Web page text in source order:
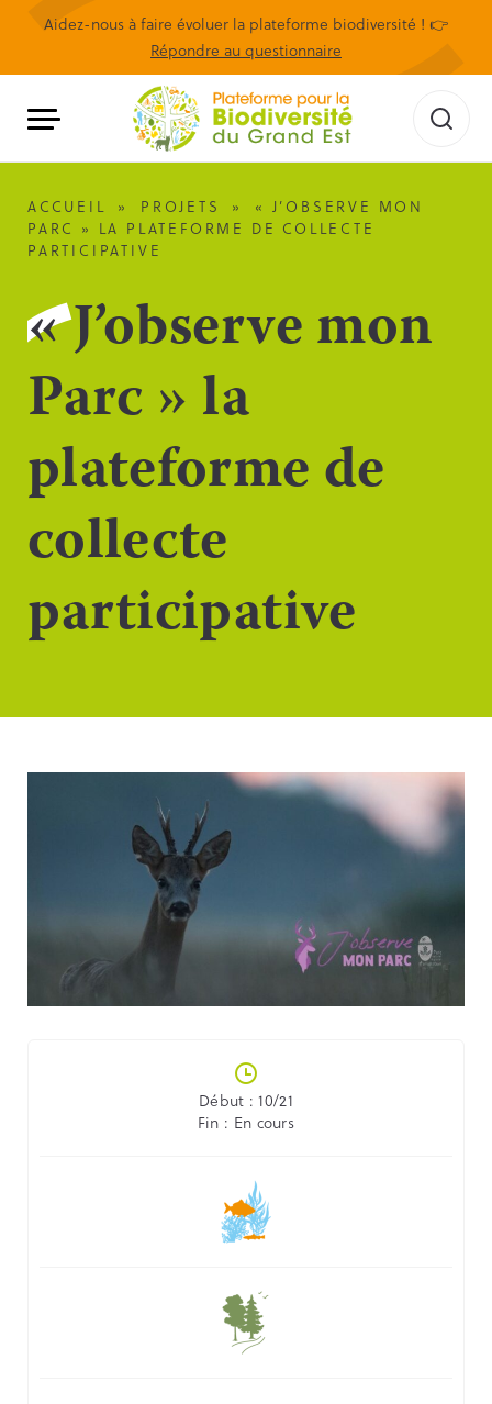
Aidez-nous à faire évoluer la plateforme biodiversité ! 👉
Répondre au questionnaire
ACCUEIL » PROJETS »
« J’OBSERVE MON
PARC » LA PLATEFORME DE COLLECTE
PARTICIPATIVE
« J’observe mon
Parc » la
plateforme de
collecte
participative
Début : 10/21
Fin : En cours